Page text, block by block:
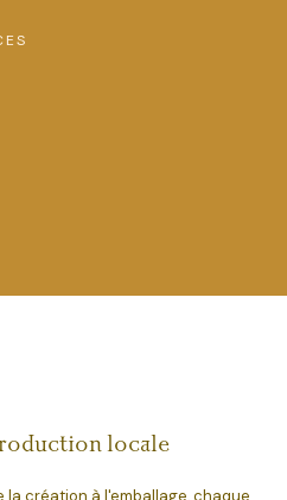
locale
la création à l'emballage, chaque